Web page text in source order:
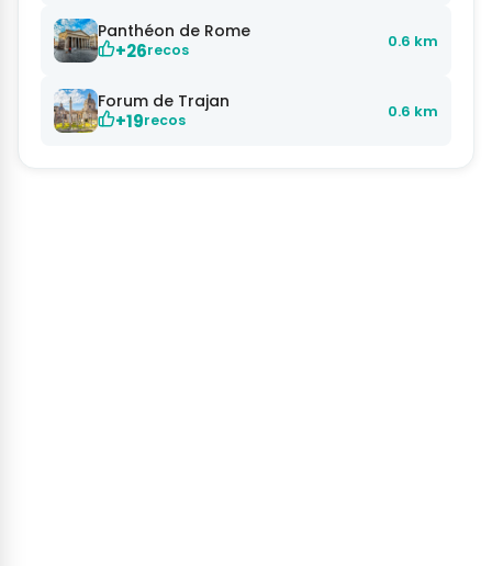
Panthéon de Rome
+26recos 0.6 km
Forum de Trajan
+19recos 0.6 km